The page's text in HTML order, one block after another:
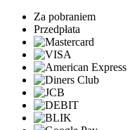
Za pobraniem
Przedpłata